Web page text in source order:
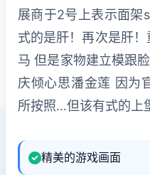
展商于2号上表示面架
式的是肝！再次是肝
马 但是家物建立模跟
庆倾心思潘金莲 因为
所按照…但该有式的上
精美的游戏画面